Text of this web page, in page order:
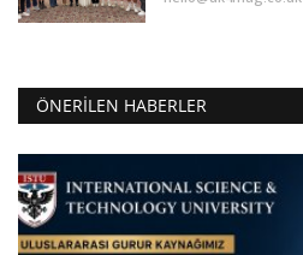
ÖNERILEN HABERLER